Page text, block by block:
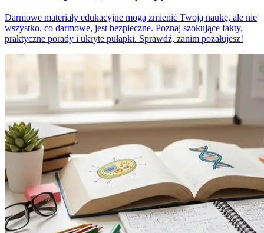
Darmowe materiały edukacyjne mogą zmienić Twoją naukę, ale nie
wszystko, co darmowe, jest bezpieczne. Poznaj szokujące fakty,
praktyczne porady i ukryte pułapki. Sprawdź, zanim pożałujesz!